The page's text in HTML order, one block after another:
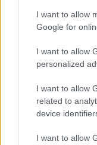
I want to allow
Google for
I want to allow
personalized
I want to allow
related to
device
I want to allow
Il Córdoba ha
sconfitto il
Nuova
neve a bassa